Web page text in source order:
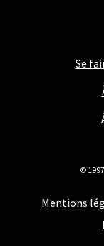
Se
Mentions
©